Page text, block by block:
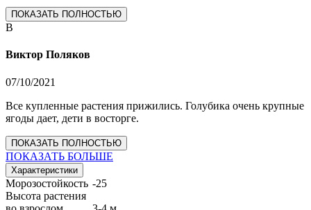
ПОКАЗАТЬ ПОЛНОСТЬЮ
В
Виктор Поляков
07/10/2021
Все купленные растения прижились. Голубика очень крупные
ягоды дает, дети в восторге.
ПОКАЗАТЬ ПОЛНОСТЬЮ
ПОКАЗАТЬ БОЛЬШЕ
Характеристики
Морозостойкость -25
Высота растения